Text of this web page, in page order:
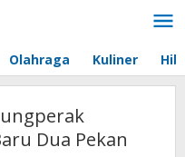
Olahraga Kuliner
Dua Pekan